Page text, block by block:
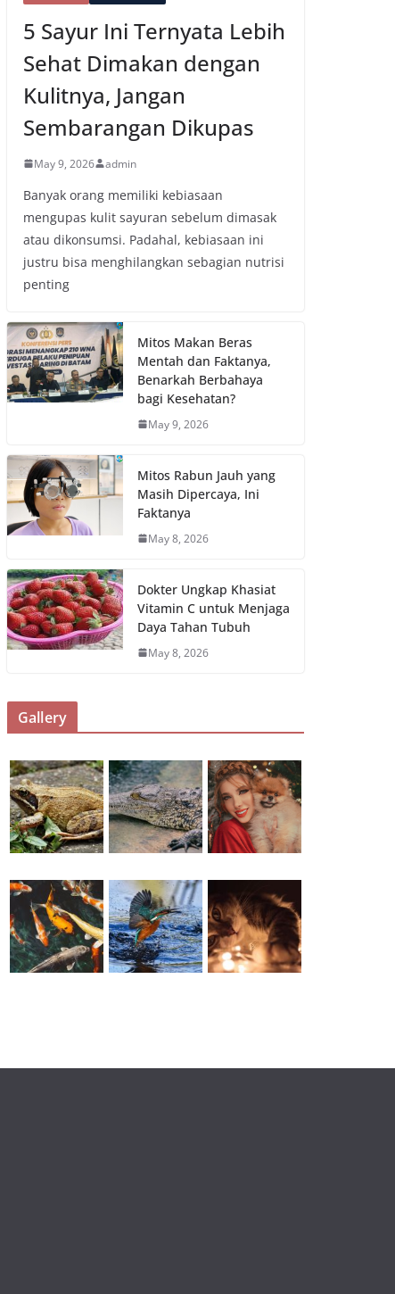
5 Sayur Ini Ternyata Lebih
Sehat Dimakan dengan
Kulitnya, Jangan
Sembarangan Dikupas
May 9, 2026 admin
Banyak orang memiliki kebiasaan
mengupas kulit sayuran sebelum dimasak
atau dikonsumsi. Padahal, kebiasaan ini
justru bisa menghilangkan sebagian nutrisi
penting
Mitos Makan Beras
Mentah dan Faktanya,
Benarkah Berbahaya
bagi Kesehatan?
May 9, 2026
Mitos Rabun Jauh yang
Masih Dipercaya, Ini
Faktanya
May 8, 2026
Dokter Ungkap Khasiat
Vitamin C untuk Menjaga
Daya Tahan Tubuh
May 8, 2026
Gallery